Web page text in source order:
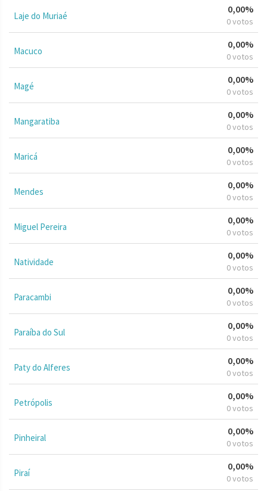
Laje do Muriaé
0,00%
0 votos
Macuco
0,00%
0 votos
Magé
0,00%
0 votos
Mangaratiba
0,00%
0 votos
Maricá
0,00%
0 votos
Mendes
0,00%
0 votos
Miguel Pereira
0,00%
0 votos
Natividade
0,00%
0 votos
Paracambi
0,00%
0 votos
Paraíba do Sul
0,00%
0 votos
Paty do Alferes
0,00%
0 votos
Petrópolis
0,00%
0 votos
Pinheiral
0,00%
0 votos
Piraí
0,00%
0 votos